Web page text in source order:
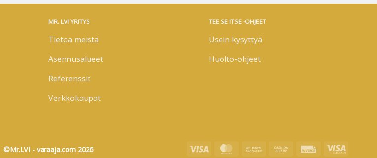
MR. LVI YRITYS
Tietoa meistä
Asennusalueet
Referenssit
Verkkokaupat
TEE SE ITSE -OHJEET
Usein kysyttyä
Huolto-ohjeet
©Mr.LVI - varaaja.com 2026 Visa MasterCardBank
Cash
Invoice Visa